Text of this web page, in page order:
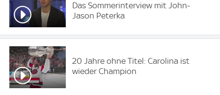
Das Sommerinterview mit John-
Jason Peterka
20 Jahre ohne Titel: Carolina ist
wieder Champion